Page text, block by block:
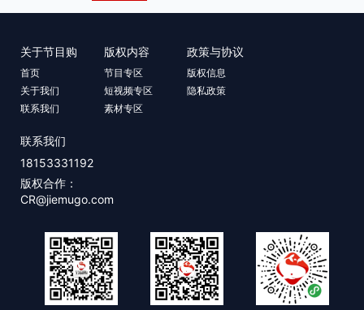
关于节目购
首页
关于我们
联系我们
版权内容
节目专区
短视频专区
素材专区
政策与协议
版权信息
隐私政策
联系我们
18153331192
版权合作：
CR@jiemugo.com